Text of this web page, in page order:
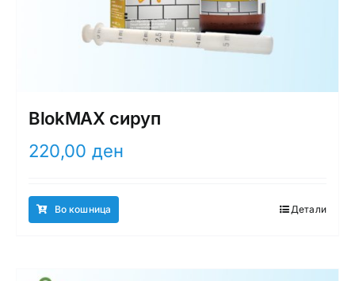
BlokMAX сируп
220,00 ден
Во кошница Детали